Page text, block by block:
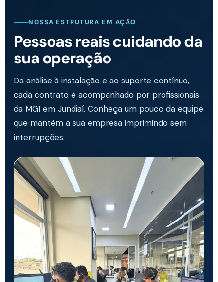
NOSSA ESTRUTURA EM AÇÃO
Pessoas reais cuidando da
sua operação
Da análise à instalação e ao suporte contínuo,
cada contrato é acompanhado por profissionais
da MGI em Jundiaí. Conheça um pouco da equipe
que mantém a sua empresa imprimindo sem
interrupções.